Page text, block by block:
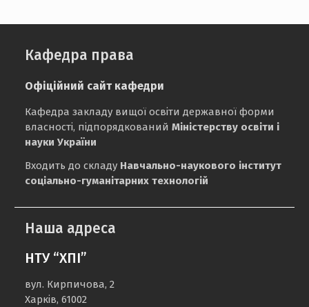
Кафедра права
Офіційний сайт кафедри
Кафедра закладу вищої освіти державної форми
власності, підпорядкованийМіністерству освіти і
науки України
Входить до складу Навчально-наукового інститут
соціально-гуманітарних технологій
Наша адреса
НТУ “ХПІ”
вул. Кирпичова, 2
Харків, 61002